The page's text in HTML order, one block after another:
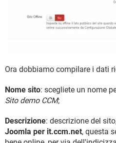
Ora dobbiamo compilare i dati
Nome sito: scegliete un nome
Sito demo CCM;
Descrizione: descrizione del
Joomla per it.ccm.net, questa